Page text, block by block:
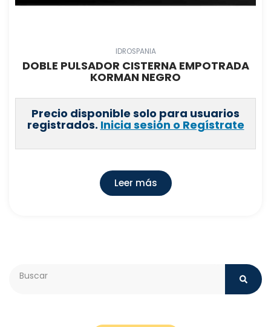
IDROSPANIA
DOBLE PULSADOR CISTERNA EMPOTRADA
KORMAN NEGRO
Precio disponible solo para usuarios
registrados. Inicia sesión o Regístrate
Leer más